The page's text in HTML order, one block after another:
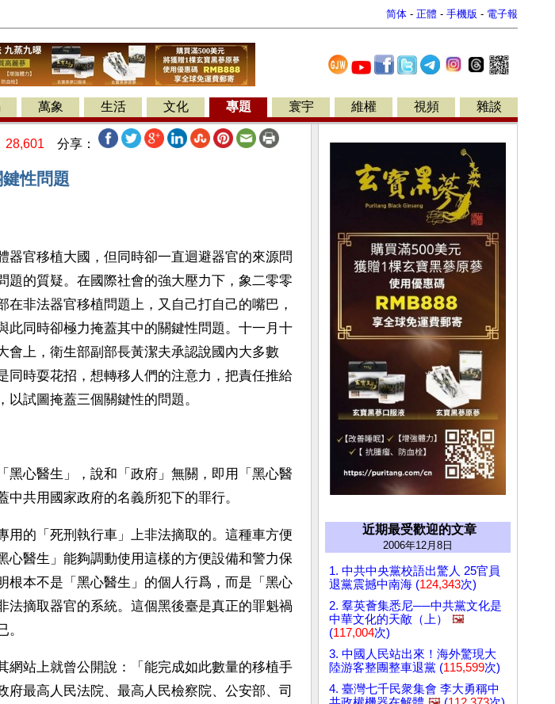
简体 - 正體 - 手機版 - 電子報
萬象 生活 文化 專題 寰宇 維權 視頻 雜談
28,601 分享：
性問題
器官移植大國，但同時卻一直迴避器官的來源問
題的質疑。在國際社會的強大壓力下，象二零零
非法器官移植問題上，又自己打自己的嘴巴，
此同時卻極力掩蓋其中的關鍵性問題。十一月十
會上，衛生部副部長黃潔夫承認說國內大多數
同時耍花招，想轉移人們的注意力，把責任推給
以試圖掩蓋三個關鍵性的問題。
黑心醫生」，說和「政府」無關，即用「黑心醫
共用國家政府的名義所犯下的罪行。
用的「死刑執行車」上非法摘取的。這種車方便
心醫生」能夠調動使用這樣的方便設備和警力保
根本不是「黑心醫生」的個人行爲，而是「黑心
法摘取器官的系統。這個黑後臺是真正的罪魁禍
網站上就曾公開說：「能完成如此數量的移植手
最高人民法院、最高人民檢察院、公安部、司
近期最受歡迎的文章
2006年12月8日
1. 中共中央黨校語出驚人 25官員
退黨震撼中南海 (124,343次)
2. 羣英薈集悉尼──中共黨文化是
中華文化的天敵（上）
🖼️
(117,004次)
3. 中國人民站出來！海外驚現大
陸游客整團整車退黨 (115,599次)
4. 臺灣七千民衆集會 李大勇稱中